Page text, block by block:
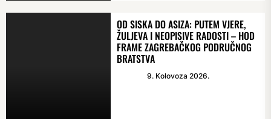
OD SISKA DO ASIZA: PUTEM VJERE,
ŽULJEVA I NEOPISIVE RADOSTI – HOD
FRAME ZAGREBAČKOG PODRUČNOG
BRATSTVA
9. Kolovoza 2026.